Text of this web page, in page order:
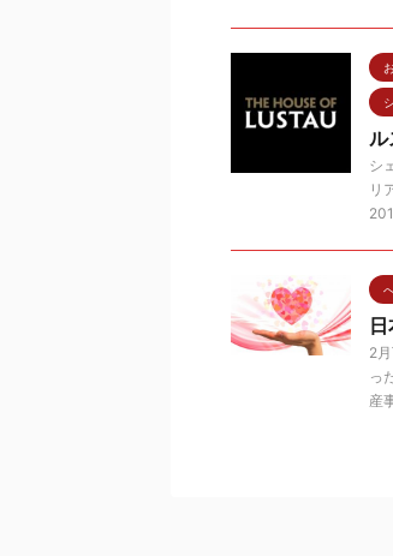
ル
シ
リ
2
っ
産